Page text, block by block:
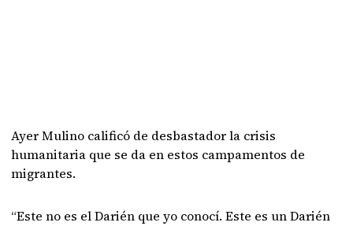
Ayer Mulino calificó de desbastador la crisis
humanitaria que se da en estos campamentos de
migrantes.
“Este no es el Darién que yo conocí. Este es un Darién